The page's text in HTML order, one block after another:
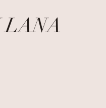
LANA